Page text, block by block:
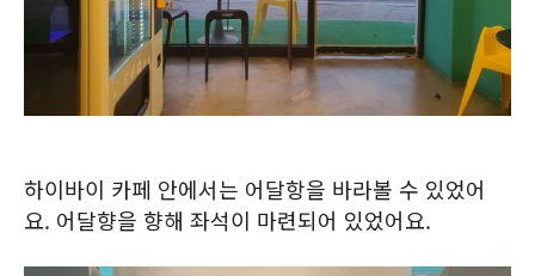
하이바이 카페 안에서는 어달항을 바라볼 수 있었어
요. 어달향을 향해 좌석이 마련되어 있었어요.